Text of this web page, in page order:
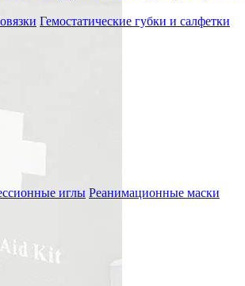
Гемостатические губки и салфетки
иглы Реанимационные маски